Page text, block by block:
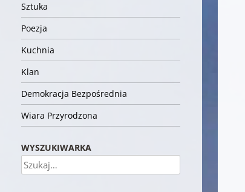
Sztuka
Poezja
Kuchnia
Klan
Demokracja Bezpośrednia
Wiara Przyrodzona
WYSZUKIWARKA
Szukaj